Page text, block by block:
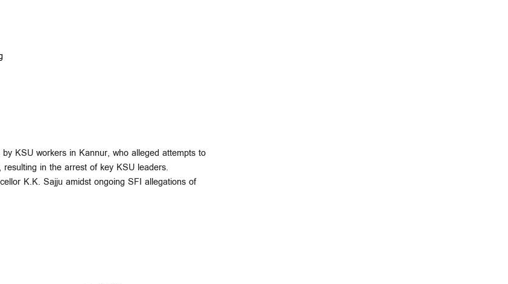
KSU workers in Kannur, who alleged attempts to
in the arrest of key KSU leaders.
K.K. Sajju amidst ongoing SFI allegations of